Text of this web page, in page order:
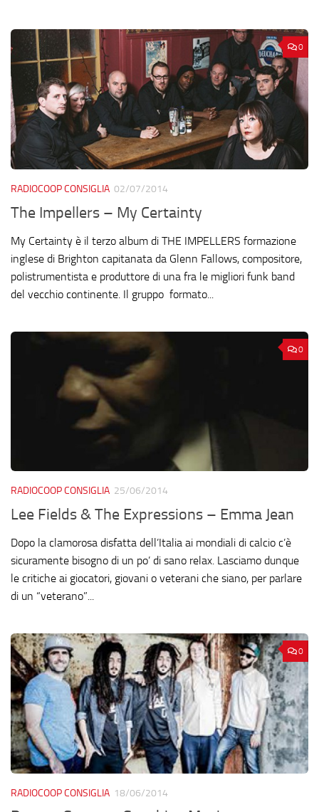
0
RADIOCOOP CONSIGLIA 02/07/2014
The Impellers – My Certainty
My Certainty è il terzo album di THE IMPELLERS formazione
inglese di Brighton capitanata da Glenn Fallows, compositore,
polistrumentista e produttore di una fra le migliori funk band
del vecchio continente. Il gruppo formato...
0
RADIOCOOP CONSIGLIA 25/06/2014
Lee Fields & The Expressions – Emma Jean
Dopo la clamorosa disfatta dell’Italia ai mondiali di calcio c’è
sicuramente bisogno di un po’ di sano relax. Lasciamo dunque
le critiche ai giocatori, giovani o veterani che siano, per parlare
di un “veterano”...
0
RADIOCOOP CONSIGLIA 18/06/2014